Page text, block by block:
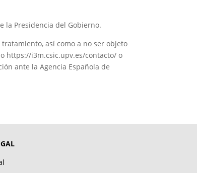
la Presidencia del Gobierno.
así como a no ser objeto
https://i3m.csic.upv.es/contacto/ o
ante la Agencia Española de